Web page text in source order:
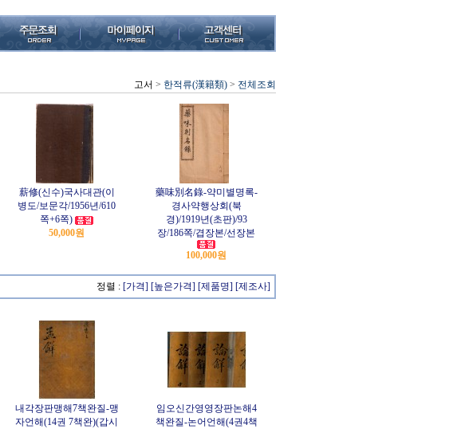
고서 > 한적류(漢籍類) > 전체조회
薪修(신수)국사대관(이
병도/보문각/1956년/610
쪽+6쪽)
50,000원
藥味別名錄-약미별명록-
경사약행상회(북
경)/1919년(초판)/93
장/186쪽/겹장본/선장본
100,000원
정렬 : [가격] [높은가격] [제품명] [제조사]
내각장판맹해7책완질-맹
자언해(14권 7책완)(갑시
임오신간영영장판논해4
책완질-논어언해(4권4책